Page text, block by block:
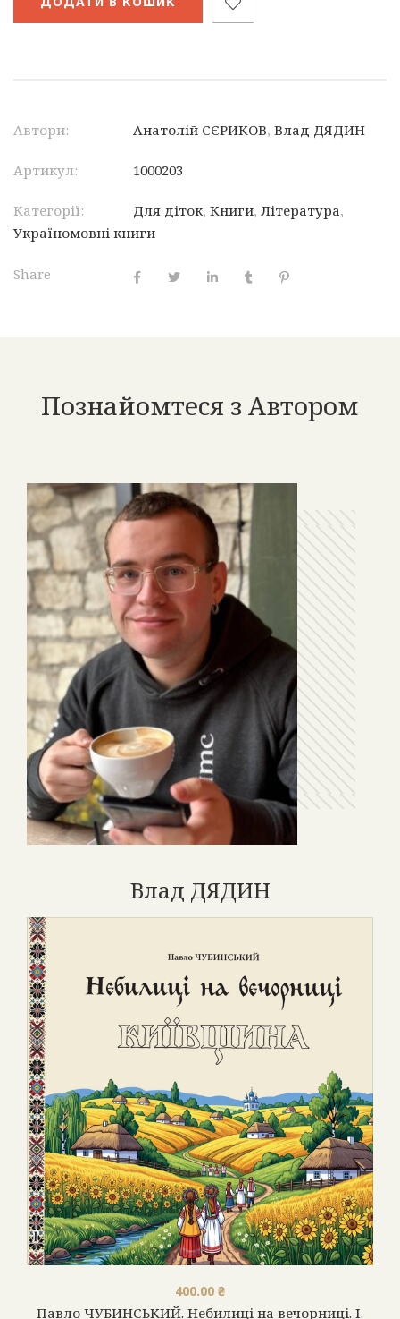
Автори: Анатолій СЄРИКОВ, Влад ДЯДИН
Артикул: 1000203
Категорії: Для діток, Книги, Література,
Україномовні книги
Share
Познайомтеся з Автором
ПОПУЛЯРНЕ
Влад ДЯДИН
Павло ЧУБИНСЬКИЙ. Небилиці на вечорниці. І.
400.00 ₴